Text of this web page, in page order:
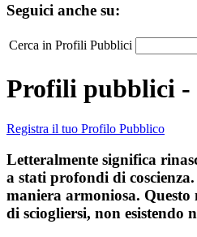
Seguici anche su:
Cerca in Profili Pubblici
Profili pubblici -
Registra il tuo Profilo Pubblico
Letteralmente significa
a stati profondi di
maniera armoniosa.
di sciogliersi, non esistendo